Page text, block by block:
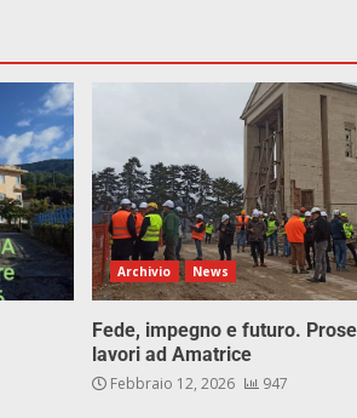
Archivio News
Fede, impegno e futuro.
lavori ad Amatrice
Febbraio 12, 2026 947